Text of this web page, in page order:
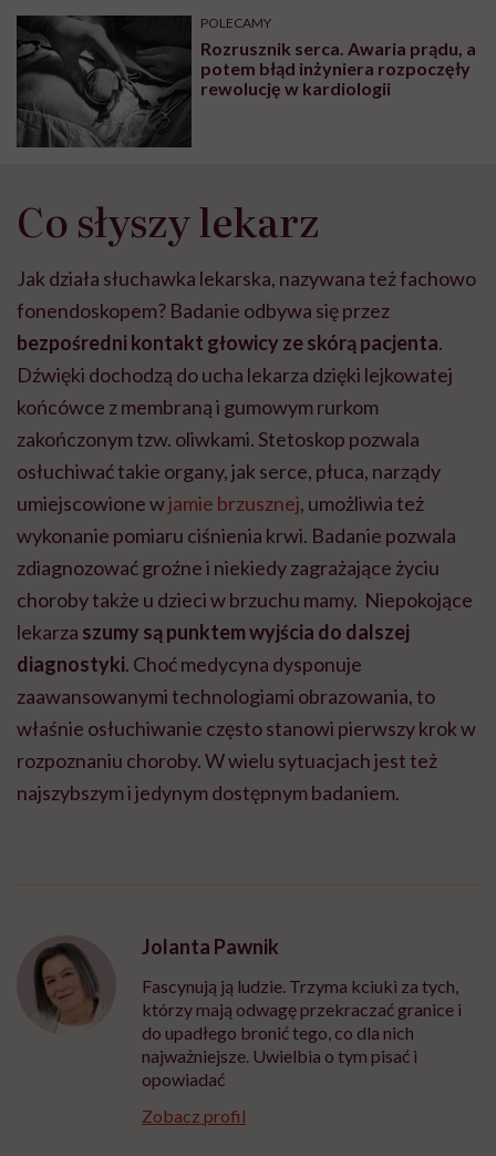
POLECAMY
Rozrusznik serca. Awaria prądu, a
potem błąd inżyniera rozpoczęły
rewolucję w kardiologii
Co słyszy lekarz
Jak działa słuchawka lekarska, nazywana też fachowo
fonendoskopem? Badanie odbywa się przez
bezpośredni kontakt głowicy ze skórą pacjenta.
Dźwięki dochodzą do ucha lekarza dzięki lejkowatej
końcówce z membraną i gumowym rurkom
zakończonym tzw. oliwkami. Stetoskop pozwala
osłuchiwać takie organy, jak serce, płuca, narządy
umiejscowione wjamie brzusznej, umożliwia też
wykonanie pomiaru ciśnienia krwi. Badanie pozwala
zdiagnozować groźne i niekiedy zagrażające życiu
choroby także u dzieci w brzuchu mamy. Niepokojące
lekarza szumy są punktem wyjścia do dalszej
diagnostyki. Choć medycyna dysponuje
zaawansowanymi technologiami obrazowania, to
właśnie osłuchiwanie często stanowi pierwszy krok w
rozpoznaniu choroby. W wielu sytuacjach jest też
najszybszym i jedynym dostępnym badaniem.
Jolanta Pawnik
Fascynują ją ludzie. Trzyma kciuki za tych,
którzy mają odwagę przekraczać granice i
do upadłego bronić tego, co dla nich
najważniejsze. Uwielbia o tym pisać i
opowiadać
Zobacz profil